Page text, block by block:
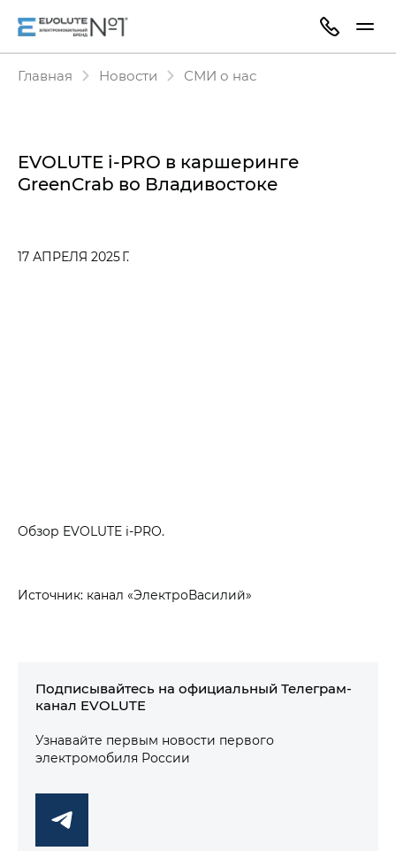
Главная Новости СМИ о нас
EVOLUTE i‑PRO в каршеринге
GreenCrab во Владивостоке
17 АПРЕЛЯ 2025 Г.
Обзор EVOLUTE i‑PRO.
Источник: канал «ЭлектроВасилий»
Подписывайтесь на официальный Телеграм-
канал EVOLUTE
Узнавайте первым новости первого
электромобиля России